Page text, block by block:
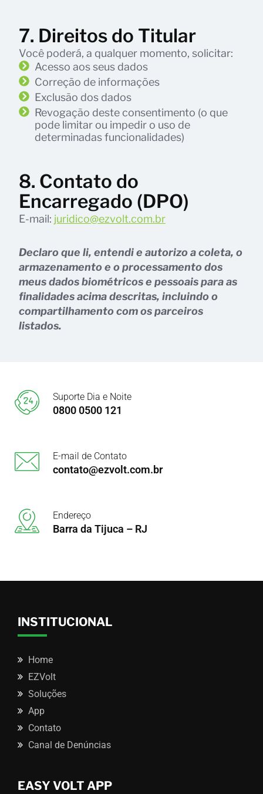
7. Direitos do Titular
Você poderá, a qualquer momento, solicitar:
Acesso aos seus dados
Correção de informações
Exclusão dos dados
Revogação deste consentimento (o que
pode limitar ou impedir o uso de
determinadas funcionalidades)
8. Contato do
Encarregado (DPO)
E-mail: juridico@ezvolt.com.br
Declaro que li, entendi e autorizo a coleta, o
armazenamento e o processamento dos
meus dados biométricos e pessoais para as
finalidades acima descritas, incluindo o
compartilhamento com os parceiros
listados.
Suporte Dia e Noite
0800 0500 121
E-mail de Contato
contato@ezvolt.com.br
Endereço
Barra da Tijuca – RJ
INSTITUCIONAL
Home
EZVolt
Soluções
App
Contato
Canal de Denúncias
EASY VOLT APP